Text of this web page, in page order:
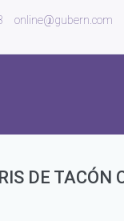
online@gubern.com
DE TACÓN